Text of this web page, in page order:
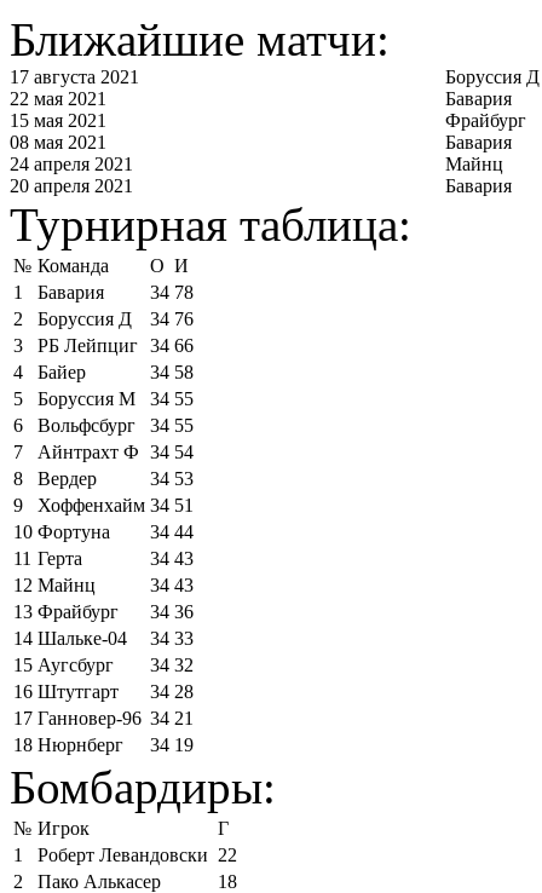
Ближайшие матчи:
17 августа 2021
Боруссия Д
22 мая 2021
Бавария
15 мая 2021
Фрайбург
08 мая 2021
Бавария
24 апреля 2021
Майнц
20 апреля 2021
Бавария
Турнирная таблица:
№ Команда О И
1
Бавария 34 78
2
Боруссия Д 34 76
3
РБ Лейпциг 34 66
4
Байер 34 58
5
Боруссия М 34 55
6
Вольфсбург 34 55
7
Айнтрахт Ф 34 54
8
Вердер 34 53
9
Хоффенхайм 34 51
10 Фортуна 34 44
11 Герта 34 43
12 Майнц 34 43
13 Фрайбург 34 36
14 Шальке-04 34 33
15 Аугсбург 34 32
16 Штутгарт 34 28
17 Ганновер-96 34 21
18 Нюрнберг 34 19
Бомбардиры:
№ Игрок
Г
1
Роберт Левандовски 22
2
Пако Алькасер
18